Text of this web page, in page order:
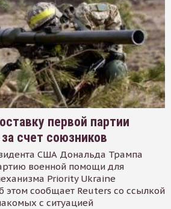
первой партии
счет союзников
США Дональда Трампа
военной помощи для
Priority Ukraine
этом сообщает Reuters со ссылкой
с ситуацией